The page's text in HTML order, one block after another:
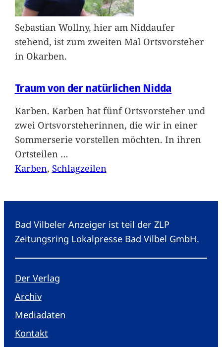
Sebastian Wollny, hier am Niddaufer
stehend, ist zum zweiten Mal Ortsvorsteher
in Okarben.
Traum von der natürlichen Nidda
Karben. Karben hat fünf Ortsvorsteher und
zwei Ortsvorsteherinnen, die wir in einer
Sommerserie vorstellen möchten. In ihren
Ortsteilen …
Karben, Schlagzeilen
Bad Vilbeler Anzeiger ist teil der ZLP
Zeitungsring Lokalpresse Bad Vilbel GmbH.
Der Verlag
Archiv
Mediadaten
Kontakt